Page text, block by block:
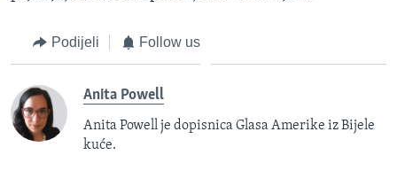
Podijeli Follow us
Anita Powell
Anita Powell je dopisnica Glasa Amerike iz Bijele
kuće.